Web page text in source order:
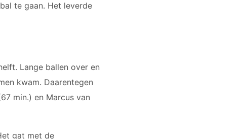
te gaan. Het leverde
Lange ballen over en
kwam. Daarentegen
min.) en Marcus van
gat met de